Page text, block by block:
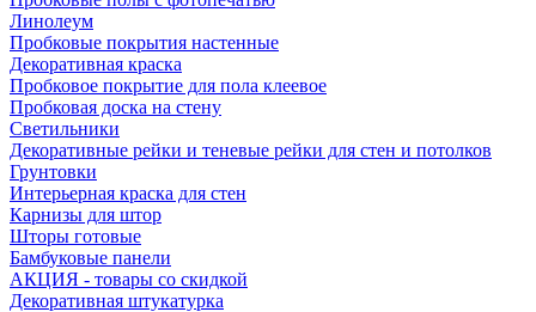
Линолеум
Пробковые покрытия настенные
Декоративная краска
Пробковое покрытие для пола клеевое
Пробковая доска на стену
Светильники
Декоративные рейки и теневые рейки для стен и потолков
Грунтовки
Интерьерная краска для стен
Карнизы для штор
Шторы готовые
Бамбуковые панели
АКЦИЯ - товары со скидкой
Декоративная штукатурка